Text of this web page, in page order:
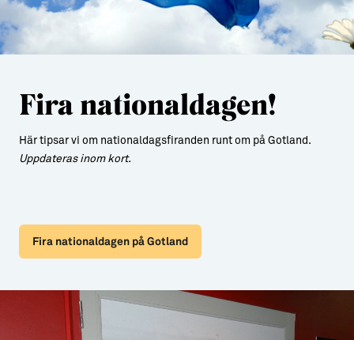
Fira nationaldagen!
Här tipsar vi om nationaldagsfiranden runt om på Gotland.
Uppdateras inom kort.
Fira nationaldagen på Gotland